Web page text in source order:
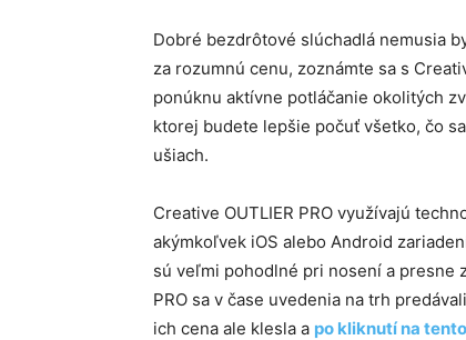
Dobré bezdrôtové slúchadlá nemusia
za rozumnú cenu, zoznámte sa s
ponúknu aktívne potláčanie okolitých
ktorej budete lepšie počuť všetko, čo
ušiach.
Creative OUTLIER PRO využívajú
akýmkoľvek iOS alebo Android
sú veľmi pohodlné pri nosení a presne
PRO sa v čase uvedenia na trh
ich cena ale klesla a po kliknutí na